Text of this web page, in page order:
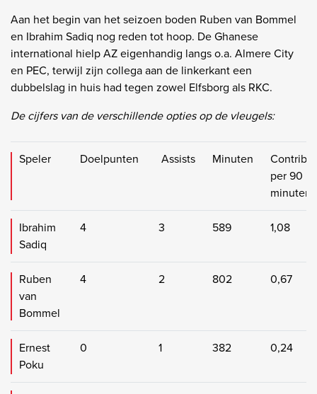
Aan het begin van het seizoen boden Ruben van Bommel
en Ibrahim Sadiq nog reden tot hoop. De Ghanese
international hielp AZ eigenhandig langs o.a. Almere City
en PEC, terwijl zijn collega aan de linkerkant een
dubbelslag in huis had tegen zowel Elfsborg als RKC.
De cijfers van de verschillende opties op de vleugels:
Speler Doelpunten Assists Minuten
per 90
minuten
Ibrahim
Sadiq
4 3 589 1,08
Ruben
van
Bommel
4 2 802 0,67
Ernest
Poku
0 1 382 0,24